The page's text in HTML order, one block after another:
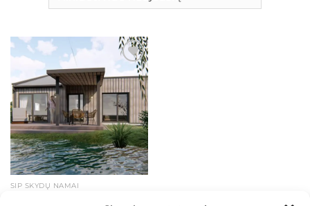
Mėgstamiausias
SIP SKYDŲ NAMAI